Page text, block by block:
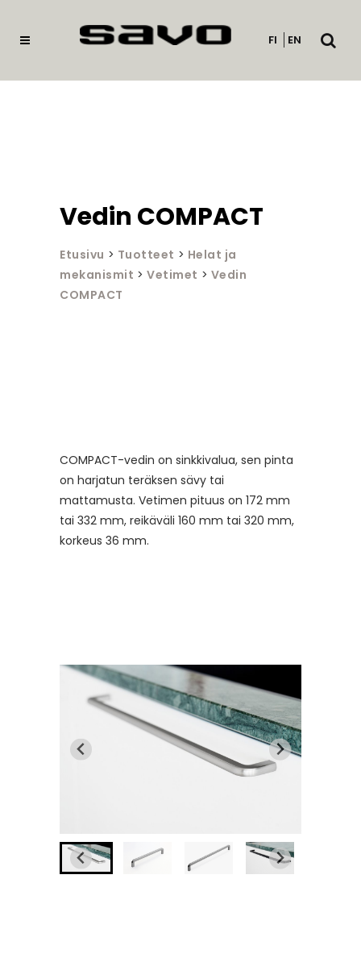
FI EN
Avaa
Vedin COMPACT
Etusivu > Tuotteet > Helat ja
mekanismit > Vetimet > Vedin
COMPACT
COMPACT-vedin on sinkkivalua, sen pinta
on harjatun teräksen sävy tai
mattamusta. Vetimen pituus on 172 mm
tai 332 mm, reikäväli 160 mm tai 320 mm,
korkeus 36 mm.